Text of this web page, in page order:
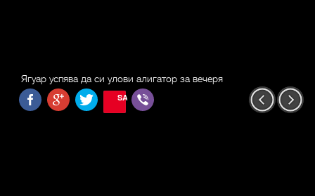
Ягуар успява да си улови алигатор за вечеря
SAVE